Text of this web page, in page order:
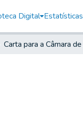
Digital Estatísticas